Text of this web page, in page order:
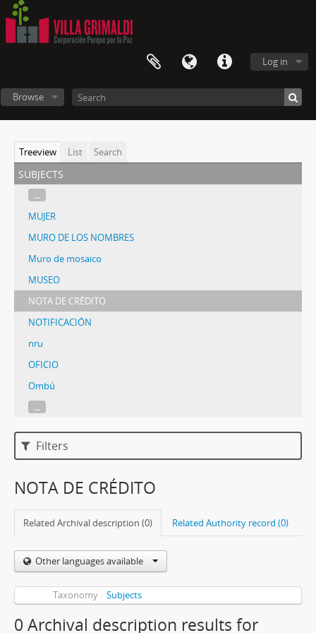
Log in
Browse
Treeview List Search
subjects
...
MUJER
MURO DE LOS NOMBRES
Muro de mosaico
MUSEO
NOTA DE CRÉDITO
NOTIFICACIÓN
nru
OFICIO
Ombú
...
Filters
NOTA DE CRÉDITO
Related Archival description (0) Related Authority record (0)
Other languages available
Taxonomy Subjects
0 Archival description results for